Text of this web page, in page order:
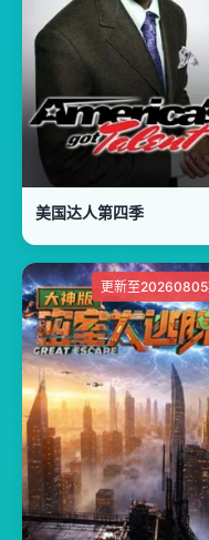
美国达人第四季
更新至20260805